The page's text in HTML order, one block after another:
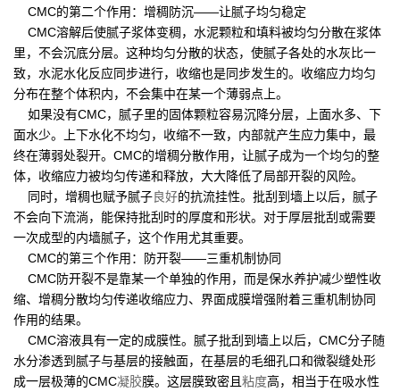
CMC的第二个作用：增稠防沉——让腻子均匀稳定
CMC溶解后使腻子浆体变稠，水泥颗粒和填料被均匀分散在浆体
里，不会沉底分层。这种均匀分散的状态，使腻子各处的水灰比一
致，水泥水化反应同步进行，收缩也是同步发生的。收缩应力均匀
分布在整个体积内，不会集中在某一个薄弱点上。
如果没有CMC，腻子里的固体颗粒容易沉降分层，上面水多、下
面水少。上下水化不均匀，收缩不一致，内部就产生应力集中，最
终在薄弱处裂开。CMC的增稠分散作用，让腻子成为一个均匀的整
体，收缩应力被均匀传递和释放，大大降低了局部开裂的风险。
同时，增稠也赋予腻子良好的抗流挂性。批刮到墙上以后，腻子
不会向下流淌，能保持批刮时的厚度和形状。对于厚层批刮或需要
一次成型的内墙腻子，这个作用尤其重要。
CMC的第三个作用：防开裂——三重机制协同
CMC防开裂不是靠某一个单独的作用，而是保水养护减少塑性收
缩、增稠分散均匀传递收缩应力、界面成膜增强附着三重机制协同
作用的结果。
CMC溶液具有一定的成膜性。腻子批刮到墙上以后，CMC分子随
水分渗透到腻子与基层的接触面，在基层的毛细孔口和微裂缝处形
成一层极薄的CMC凝胶膜。这层膜致密且粘度高，相当于在吸水性